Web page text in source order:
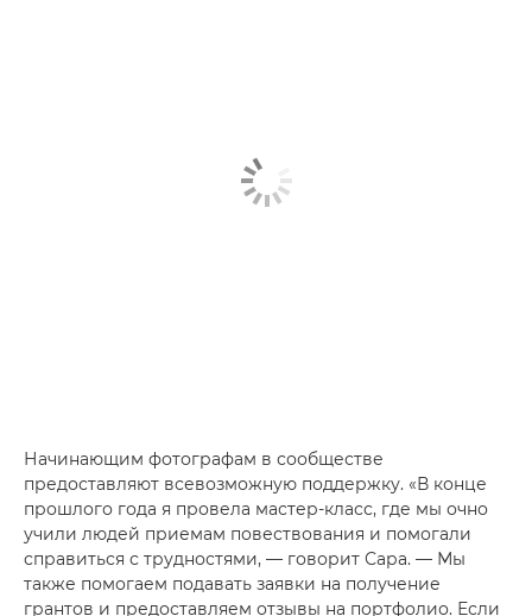
Начинающим фотографам в сообществе
предоставляют всевозможную поддержку. «В конце
прошлого года я провела мастер-класс, где мы очно
учили людей приемам повествования и помогали
справиться с трудностями, — говорит Сара. — Мы
также помогаем подавать заявки на получение
грантов и предоставляем отзывы на портфолио. Если